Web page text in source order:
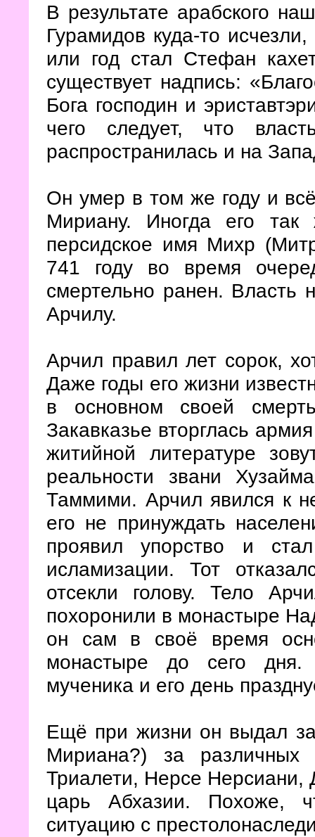
В результате арабского
Гурамидов куда-то
или год стал Стефан
существует надпись:
Бога господин и
чего следует, что
распространилась и на
Он умер в том же году и
Мириану. Иногда его
персидское имя Михр
741 году во время
смертельно ранен. Власть
Арчилу.
Арчил правил лет сорок,
Даже годы его жизни
в основном своей
Закавказье вторглась
житийной литературе
реальности звани
Таммими. Арчил явился к
его не принуждать
проявил упорство и
исламизации. Тот
отсекли голову. Тело
похоронили в монастыре
он сам в своё время
монастыре до сего дня.
мученика и его день
Ещё при жизни он выдал
Мириана?) за различных
Триалети, Нерсе
царь Абхазии. Похоже,
ситуацию с